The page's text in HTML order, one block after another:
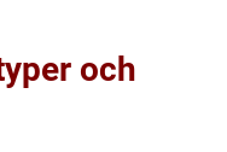
och